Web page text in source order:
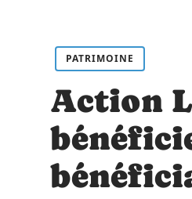
PATRIMOINE
Action